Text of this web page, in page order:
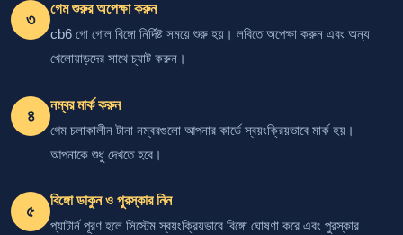
৩
গেম শুরুর অপেক্ষা করুন
cb6 গো গোল বিঙ্গো নির্দিষ্ট সময়ে শুরু হয়। লবিতে অপেক্ষা করুন এবং অন্য
খেলোয়াড়দের সাথে চ্যাট করুন।
৪
নম্বর মার্ক করুন
গেম চলাকালীন টানা নম্বরগুলো আপনার কার্ডে স্বয়ংক্রিয়ভাবে মার্ক হয়।
আপনাকে শুধু দেখতে হবে।
৫
বিঙ্গো ডাকুন ও পুরস্কার নিন
প্যাটার্ন পূরণ হলে সিস্টেম স্বয়ংক্রিয়ভাবে বিঙ্গো ঘোষণা করে এবং পুরস্কার